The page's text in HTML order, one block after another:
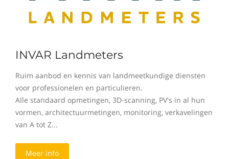
INVAR Landmeters
Ruim aanbod en kennis van landmeetkundige diensten
voor professionelen en particulieren.
Alle standaard opmetingen, 3D-scanning, PV's in al hun
vormen, architectuurmetingen, monitoring, verkavelingen
van A tot Z...
Meer info